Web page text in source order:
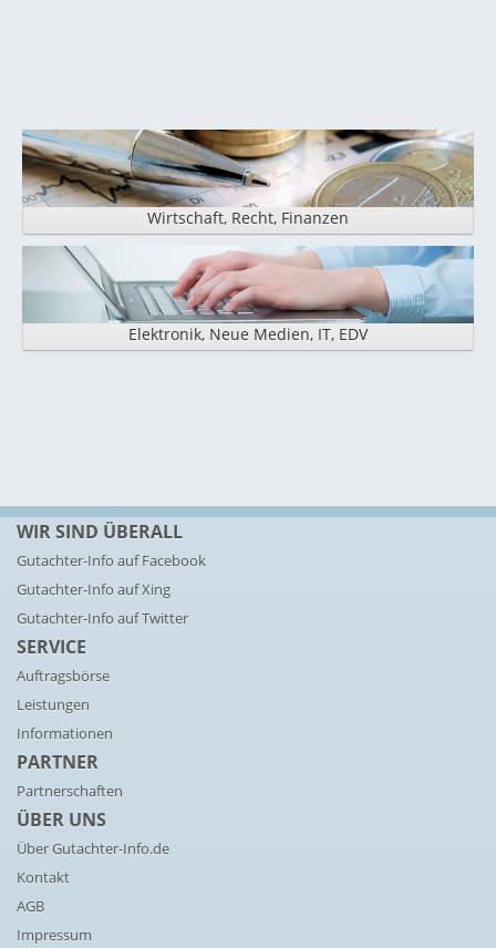
Wirtschaft, Recht, Finanzen
Elektronik, Neue Medien, IT, EDV
WIR SIND ÜBERALL
Gutachter-Info auf Facebook
Gutachter-Info auf Xing
Gutachter-Info auf Twitter
SERVICE
Auftragsbörse
Leistungen
Informationen
PARTNER
Partnerschaften
ÜBER UNS
Über Gutachter-Info.de
Kontakt
AGB
Impressum